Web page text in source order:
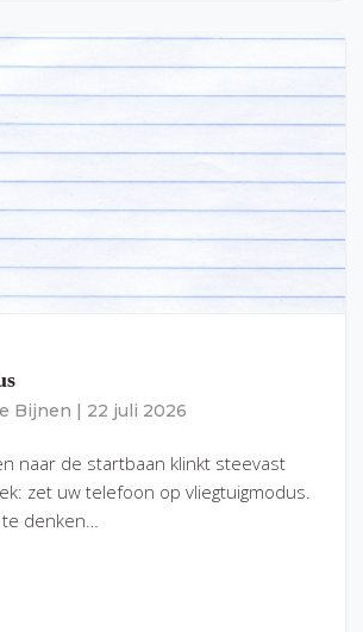
Bijnen 22 juli 2026
naar de startbaan klinkt steevast
zet uw telefoon op vliegtuigmodus.
denken…